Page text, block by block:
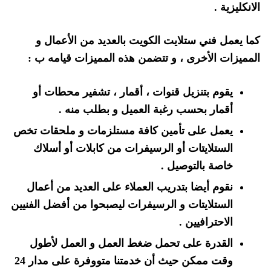
الانكليزية .
كما يعمل فني ستلايت الكويت بالعديد من الأعمال و
المميزات الأخرى ، و تتضمن هذه المميزات قيامه ب :
يقوم بتنزيل قنوات ، أقمار ، تشفير محطات أو
أقمار بحسب رغبة العميل و بطلب منه .
يعمل على تأمين كافة مستلزمات و ملحقات تخص
الستلايتات أو الرسيفرات من كابلات أو أسلاك
خاصة بالتوصيل .
نقوم أيضا بتدريب العملاء على العديد من أعمال
الستلايتات و الرسيفرات ليصبحوا من أفضل الفنيين
الاحترافيين .
القدرة على تحمل ضغط العمل و العمل لأطول
وقت ممكن حيث أن خدمتنا متووفرة على مدار 24